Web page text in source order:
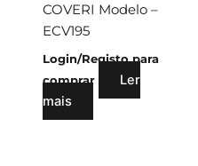
COVERI Modelo –
ECV195
Login/Registo para
comprar
Ler
mais